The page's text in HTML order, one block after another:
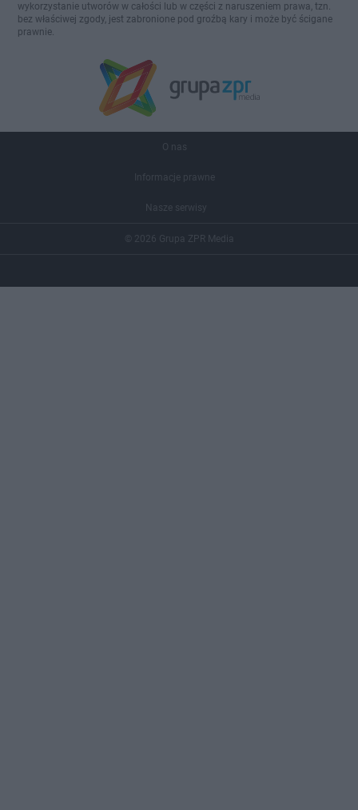
wykorzystanie utworów w całości lub w części z naruszeniem prawa, tzn.
bez właściwej zgody, jest zabronione pod groźbą kary i może być ścigane
prawnie.
O nas
Informacje prawne
Nasze serwisy
© 2026 Grupa ZPR Media